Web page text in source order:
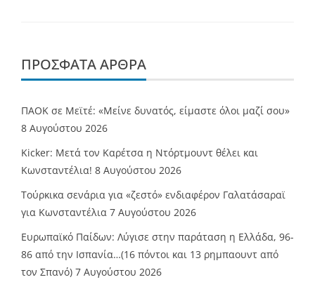
ΠΡΌΣΦΑΤΑ ΆΡΘΡΑ
ΠΑΟΚ σε Μεϊτέ: «Μείνε δυνατός, είμαστε όλοι μαζί σου»
8 Αυγούστου 2026
Kicker: Μετά τον Καρέτσα η Ντόρτμουντ θέλει και
Κωνσταντέλια! 8 Αυγούστου 2026
Τούρκικα σενάρια για «ζεστό» ενδιαφέρον Γαλατάσαραϊ
για Κωνσταντέλια 7 Αυγούστου 2026
Ευρωπαϊκό Παίδων: Λύγισε στην παράταση η Ελλάδα, 96-
86 από την Ισπανία…(16 πόντοι και 13 ρημπαουντ από
τον Σπανό) 7 Αυγούστου 2026